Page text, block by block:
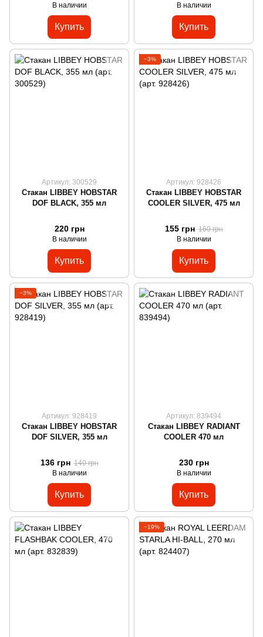
В наличии
Купить
В наличии
Купить
Артикул: 300529
Стакан LIBBEY HOBSTAR
DOF BLACK, 355 мл
220 грн
В наличии
Купить
−3%
Артикул: 928426
Стакан LIBBEY HOBSTAR
COOLER SILVER, 475 мл
155 грн 160 грн
В наличии
Купить
−3%
Артикул: 928419
Стакан LIBBEY HOBSTAR
DOF SILVER, 355 мл
136 грн 140 грн
В наличии
Купить
Артикул: 839494
Стакан LIBBEY RADIANT
COOLER 470 мл
230 грн
В наличии
Купить
−19%